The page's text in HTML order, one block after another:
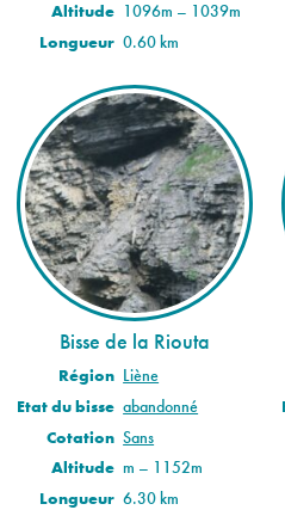
Altitude 1096m – 1039m
Longueur 0.60 km
Bisse de la Riouta
Région Liène
Etat du bisse abandonné
Cotation Sans
Altitude m – 1152m
Longueur 6.30 km